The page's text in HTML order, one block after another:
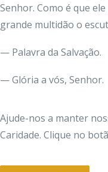
Senhor. Como é que
grande multidão o
— Palavra da Salvação.
— Glória a vós, Senhor.
Ajude-nos a manter
Caridade. Clique no